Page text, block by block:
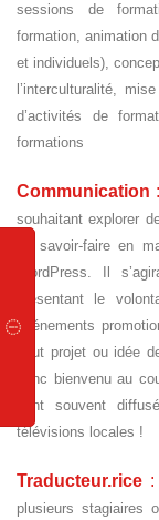
sessions de
formation, animation
et individuels),
l’interculturalité,
d’activités de
formations
Communication :
souhaitant explorer
un savoir-faire en
WordPress. Il
présentant le
événements
Tout projet ou idée
donc bienvenu au
sont souvent
télévisions locales !
Traducteur.rice :
plusieurs stagiaires